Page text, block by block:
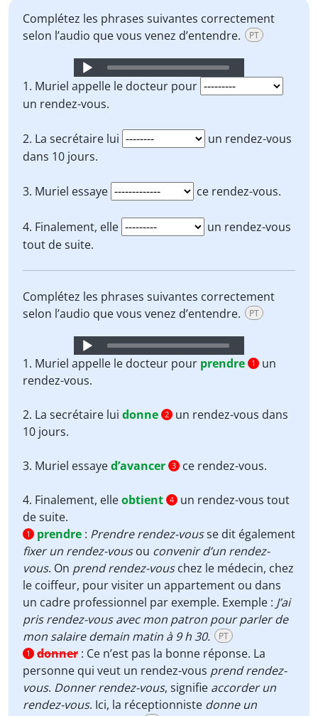
Complétez les phrases suivantes correctement
selon l’audio que vous venez d’entendre.
PT
Audio
Player
1. Muriel appelle le docteur pour
un rendez-vous.
2. La secrétaire lui
un rendez-vous
dans 10 jours.
3. Muriel essaye ce rendez-vous.
4. Finalement, elle
un rendez-vous
tout de suite.
Complétez les phrases suivantes correctement
selon l’audio que vous venez d’entendre.
PT
Audio
Player
1. Muriel appelle le docteur pour prendre 1
un
rendez-vous.
2. La secrétaire lui donne 2
un rendez-vous dans
10 jours.
3. Muriel essayed’avancer 3 ce rendez-vous.
4. Finalement, elleobtient 4
un rendez-vous tout
de suite.
1 prendre : Prendre rendez-vousse dit également
fixer un rendez-vousou convenir d’un rendez-
vous. On prend rendez-vouschez le médecin, chez
le coiffeur, pour visiter un appartement ou dans
un cadre professionnel par exemple. Exemple : J’ai
pris rendez-vous avec mon patron pour parler de
mon salaire demain matin à 9 h 30.
PT
1 donner : Ce n’est pas la bonne réponse. La
personne qui veut un rendez-vous prend rendez-
vous. Donner rendez-vous, signifie accorder un
rendez-vous. Ici, la réceptionniste donne un